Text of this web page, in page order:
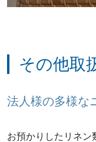
その他取
法人様の多様な
お預かりしたリネン